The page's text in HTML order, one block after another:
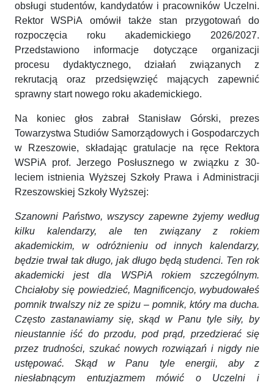
obsługi studentów, kandydatów i pracowników Uczelni.
Rektor WSPiA omówił także stan przygotowań do
rozpoczęcia roku akademickiego 2026/2027.
Przedstawiono informacje dotyczące organizacji
procesu dydaktycznego, działań związanych z
rekrutacją oraz przedsięwzięć mających zapewnić
sprawny start nowego roku akademickiego.
Na koniec głos zabrał Stanisław Górski, prezes
Towarzystwa Studiów Samorządowych i Gospodarczych
w Rzeszowie, składając gratulacje na ręce Rektora
WSPiA prof. Jerzego Posłusznego w związku z 30-
leciem istnienia Wyższej Szkoły Prawa i Administracji
Rzeszowskiej Szkoły Wyższej:
Szanowni Państwo, wszyscy zapewne żyjemy według
kilku kalendarzy, ale ten związany z rokiem
akademickim, w odróżnieniu od innych kalendarzy,
będzie trwał tak długo, jak długo będą studenci. Ten rok
akademicki jest dla WSPiA rokiem szczególnym.
Chciałoby się powiedzieć, Magnificencjo, wybudowałeś
pomnik trwalszy niż ze spiżu – pomnik, który ma ducha.
Często zastanawiamy się, skąd w Panu tyle siły, by
nieustannie iść do przodu, pod prąd, przedzierać się
przez trudności, szukać nowych rozwiązań i nigdy nie
ustępować. Skąd w Panu tyle energii, aby z
niesłabnącym entuzjazmem mówić o Uczelni i